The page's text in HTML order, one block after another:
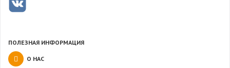
ПОЛЕЗНАЯ ИНФОРМАЦИЯ
О НАС